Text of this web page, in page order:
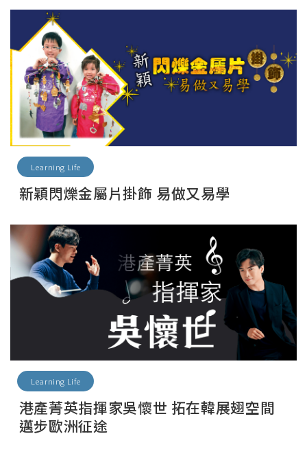
Learning Life
新穎閃爍金屬片掛飾 易做又易學
Learning Life
港產菁英指揮家吳懷世 拓在韓展翅空間
邁步歐洲征途